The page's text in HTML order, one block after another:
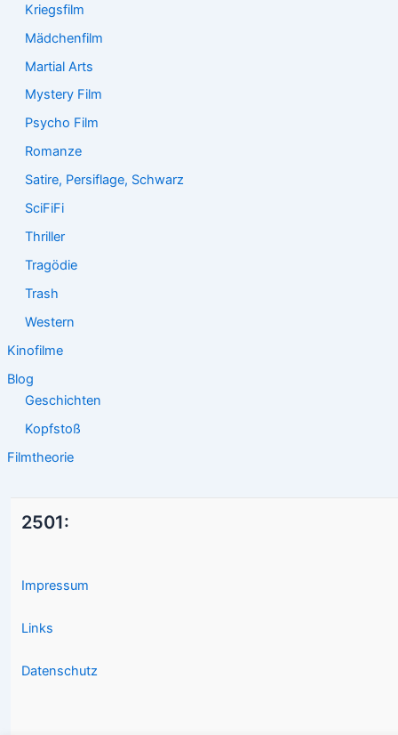
Kriegsfilm
Mädchenfilm
Martial Arts
Mystery Film
Psycho Film
Romanze
Satire, Persiflage, Schwarz
SciFiFi
Thriller
Tragödie
Trash
Western
Kinofilme
Blog
Geschichten
Kopfstoß
Filmtheorie
2501:
Impressum
Links
Datenschutz